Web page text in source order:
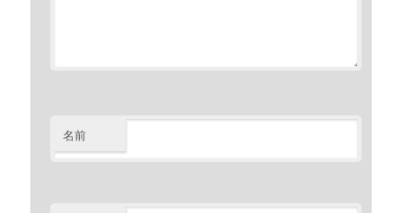
名前